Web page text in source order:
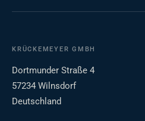
KRÜCKEMEYER GMBH
Dortmunder Straße 4
57234 Wilnsdorf
Deutschland